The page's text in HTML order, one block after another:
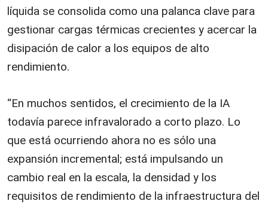
líquida se consolida como una palanca clave para
gestionar cargas térmicas crecientes y acercar la
disipación de calor a los equipos de alto
rendimiento.
“En muchos sentidos, el crecimiento de la IA
todavía parece infravalorado a corto plazo. Lo
que está ocurriendo ahora no es sólo una
expansión incremental; está impulsando un
cambio real en la escala, la densidad y los
requisitos de rendimiento de la infraestructura del